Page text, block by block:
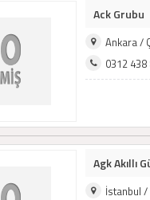
Ack Grubu
Ankara /
0312 438
Agk Akıllı
İstanbul